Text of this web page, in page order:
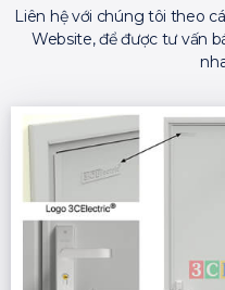
Liên hệ với chúng tôi theo
Website, để được tư vấn